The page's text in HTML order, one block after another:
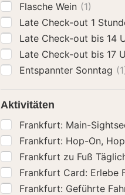
Flasche Wein (1)
Late Check-out 1
Late Check-out bis 14
Late Check-out bis 17
Entspannter Sonntag
Aktivitäten
Frankfurt: Main-
Frankfurt: Hop-On,
Frankfurt zu Fuß
Frankfurt Card: Erlebe
Frankfurt: Geführte